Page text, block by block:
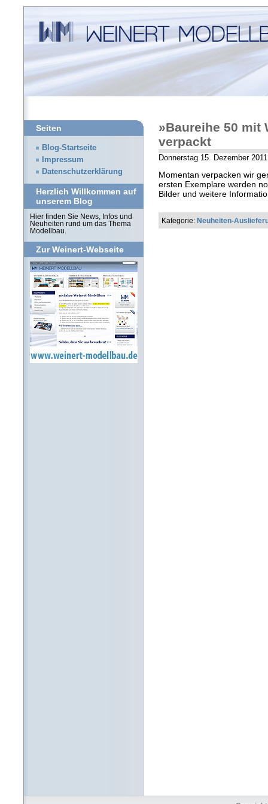
»Baureihe 50 mit
verpackt
Donnerstag 15. Dezember
Momentan verpacken wir
ersten Exemplare werden
Bilder und weitere
Kategorie: Neuheiten-
Seiten
Blog-Startseite
Impressum
Datenschutzerklärung
Herzlich Willkommen auf
unserem Blog
Hier finden Sie News, Infos und
Neuheiten rund um das Thema
Modellbau.
Zur Weinert-Webseite